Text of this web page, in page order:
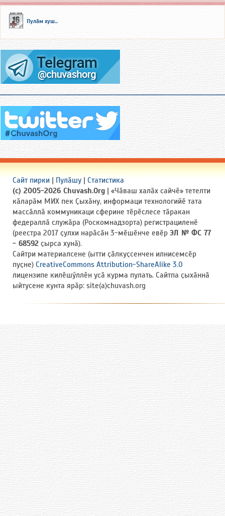
Пулӑм хуш...
Сайт пирки | Пулӑшу | Статистика
(c) 2005-2026 Chuvash.Org | «Чӑваш халӑх сайчӗ» тетелти
кӑларӑм МИХ пек Ҫыхӑну, информаци технологийӗ тата
массӑллӑ коммуникаци сферине тӗрӗслесе тӑракан
федераллӑ служӑра (Роскомнадзорта) регистрациленӗ
(реестра 2017 ҫулхи нарӑсӑн 3-мӗшӗнче евӗр ЭЛ № ФС 77
- 68592 ҫырса хунӑ).
Сайтри материалсене (ытти ҫӑлкуҫсенчен илнисемсӗр
пуҫне) CreativeCommons Attribution-ShareAlike 3.0
лицензипе килӗшӳллӗн усӑ курма пулать. Сайтпа ҫыхӑннӑ
ыйтусене кунта ярӑр: site(a)chuvash.org